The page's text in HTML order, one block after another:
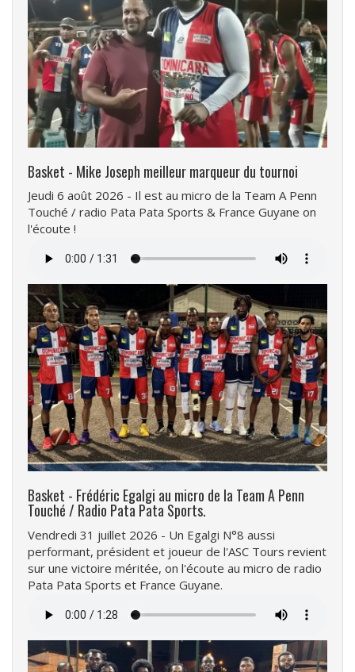
Basket - Mike Joseph meilleur marqueur du tournoi
Jeudi 6 août 2026 - Il est au micro de la Team A Penn
Touché / radio Pata Pata Sports & France Guyane on
l'écoute !
audio
Basket - Frédéric Egalgi au micro de la Team A Penn
Touché / Radio Pata Pata Sports.
Vendredi 31 juillet 2026 - Un Egalgi N°8 aussi
performant, président et joueur de l'ASC Tours revient
sur une victoire méritée, on l'écoute au micro de radio
Pata Pata Sports et France Guyane.
audio